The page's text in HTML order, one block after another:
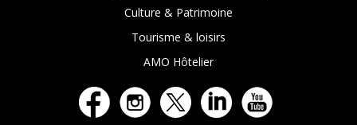
Culture & Patrimoine
Tourisme & loisirs
AMO Hôtelier